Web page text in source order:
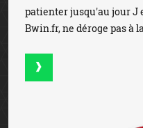
patienter jusqu'au jour J
Bwin.fr, ne déroge pas à